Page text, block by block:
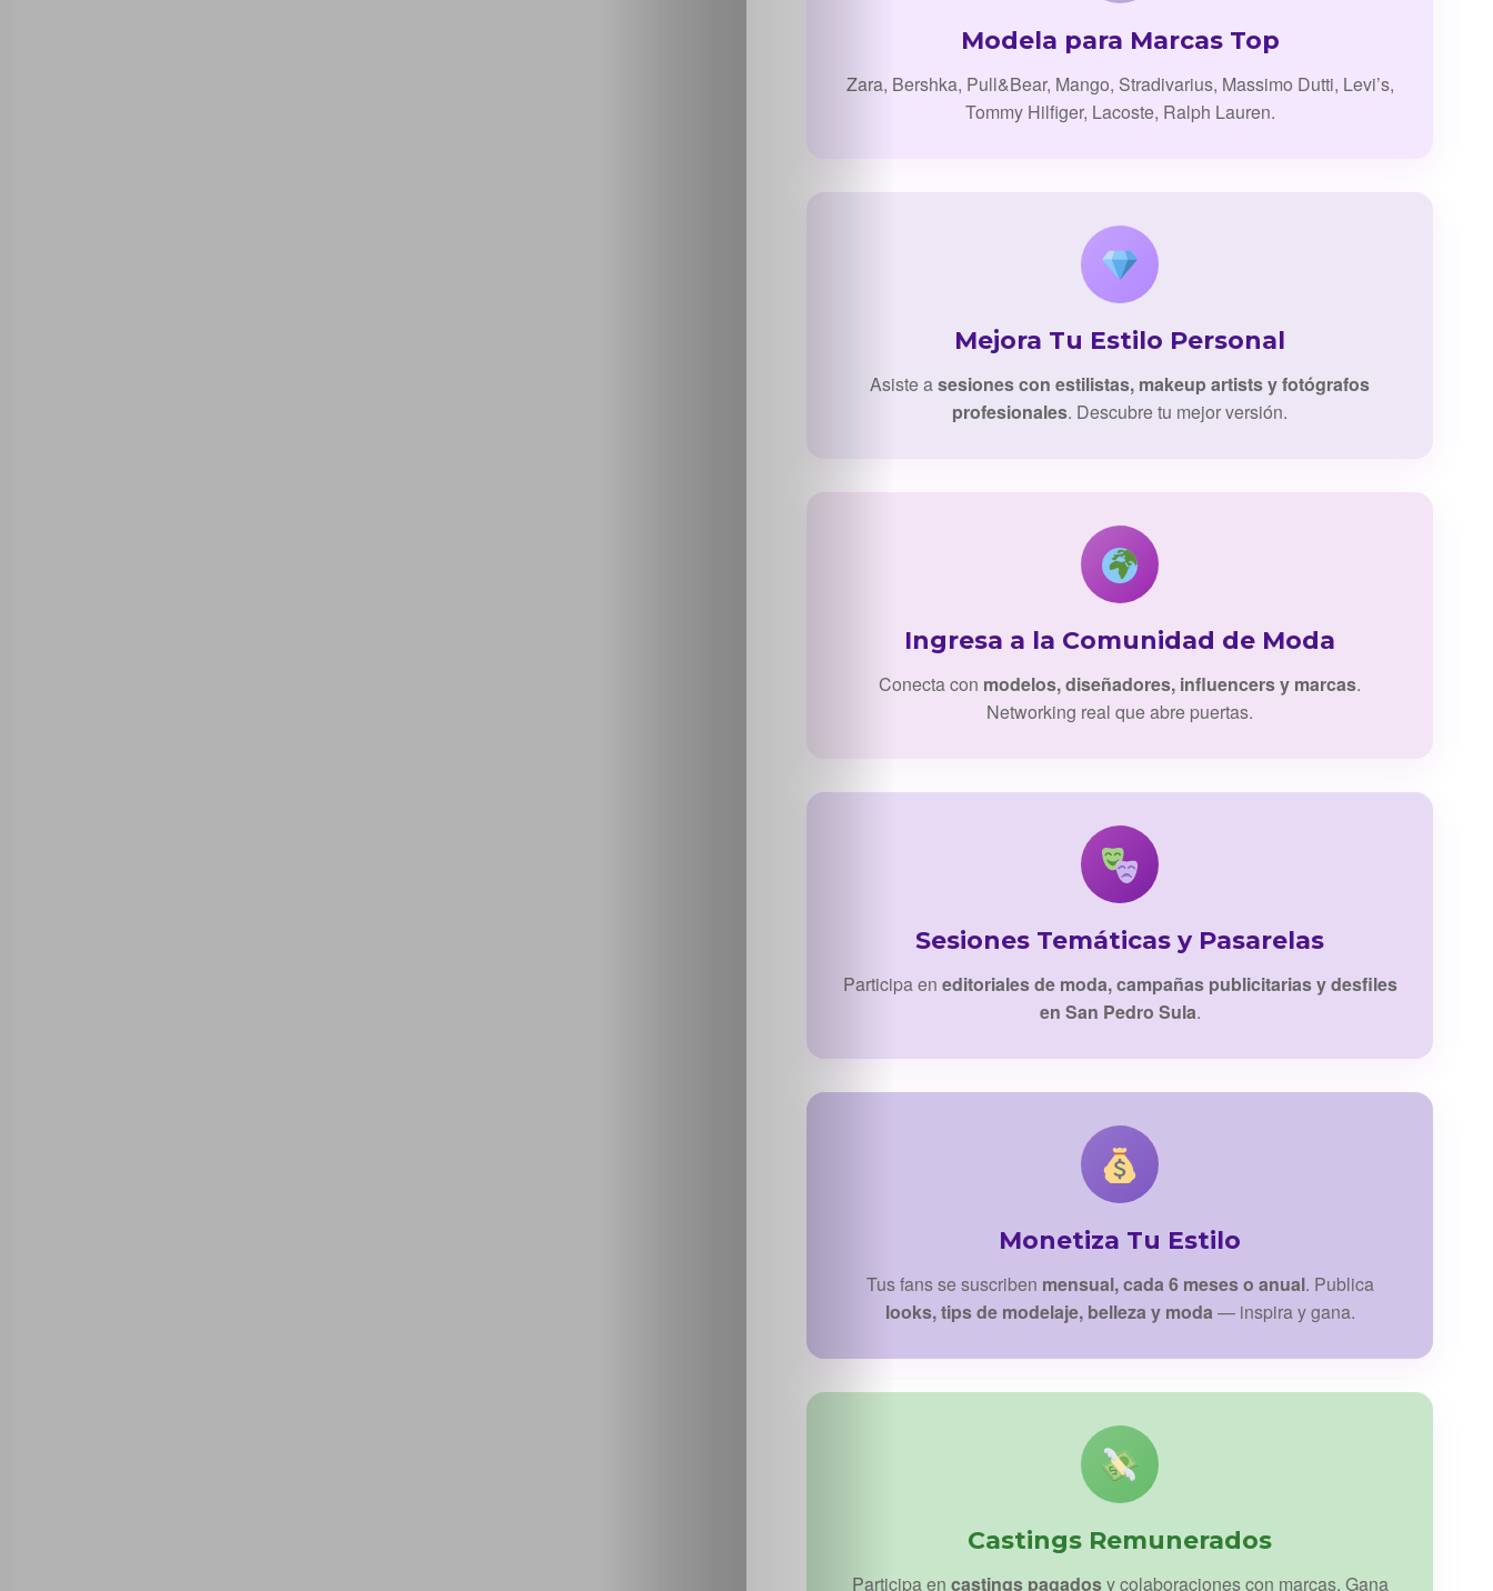
Casting
Modela para Marcas Top
Zara, Bershka, Pull&Bear, Mango, Stradivarius, Massimo Dutti, Levi’s,
Tommy Hilfiger, Lacoste, Ralph Lauren.
Mejora Tu Estilo Personal
Asiste asesiones con estilistas, makeup artists y fotógrafos
profesionales. Descubre tu mejor versión.
Ingresa a la Comunidad de Moda
Conecta con modelos, diseñadores, influencers y marcas.
Networking real que abre puertas.
Sesiones Temáticas y Pasarelas
Participa en editoriales de moda, campañas publicitarias y desfiles
en San Pedro Sula.
Monetiza Tu Estilo
Tus fans se suscriben mensual, cada 6 meses o anual. Publica
looks, tips de modelaje, belleza y moda— inspira y gana.
Castings Remunerados
Participa en castings pagadosy colaboraciones con marcas. Gana